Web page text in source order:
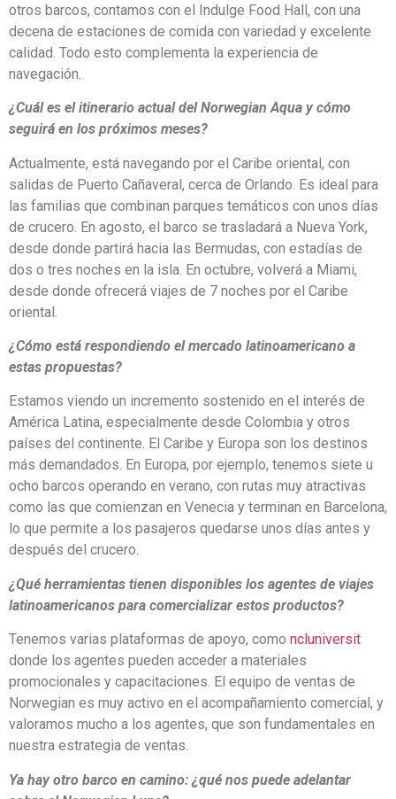
otros barcos, contamos con el Indulge Food Hall, con una
decena de estaciones de comida con variedad y excelente
calidad. Todo esto complementa la experiencia de
navegación.
¿Cuál es el itinerario actual del Norwegian Aqua y cómo
seguirá en los próximos meses?
Actualmente, está navegando por el Caribe oriental, con
salidas de Puerto Cañaveral, cerca de Orlando. Es ideal para
las familias que combinan parques temáticos con unos días
de crucero. En agosto, el barco se trasladará a Nueva York,
desde donde partirá hacia las Bermudas, con estadías de
dos o tres noches en la isla. En octubre, volverá a Miami,
desde donde ofrecerá viajes de 7 noches por el Caribe
oriental.
¿Cómo está respondiendo el mercado latinoamericano a
estas propuestas?
Estamos viendo un incremento sostenido en el interés de
América Latina, especialmente desde Colombia y otros
países del continente. El Caribe y Europa son los destinos
más demandados. En Europa, por ejemplo, tenemos siete u
ocho barcos operando en verano, con rutas muy atractivas
como las que comienzan en Venecia y terminan en Barcelona,
lo que permite a los pasajeros quedarse unos días antes y
después del crucero.
¿Qué herramientas tienen disponibles los agentes de viajes
latinoamericanos para comercializar estos productos?
Tenemos varias plataformas de apoyo, como ncluniversit
donde los agentes pueden acceder a materiales
promocionales y capacitaciones. El equipo de ventas de
Norwegian es muy activo en el acompañamiento comercial, y
valoramos mucho a los agentes, que son fundamentales en
nuestra estrategia de ventas.
Ya hay otro barco en camino: ¿qué nos puede adelantar